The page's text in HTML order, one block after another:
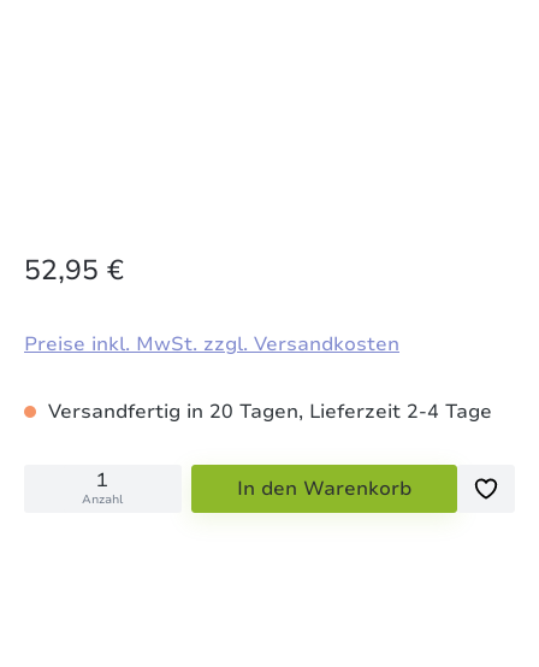
52,95 €
Preise inkl. MwSt. zzgl. Versandkosten
Versandfertig in 20 Tagen, Lieferzeit 2-4 Tage
Anzahl In den Warenkorb